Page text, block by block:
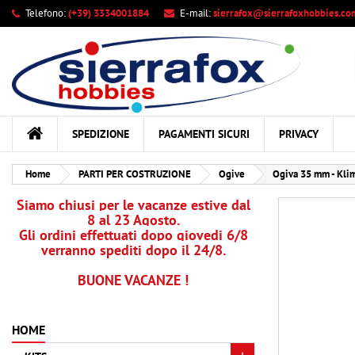
Telefono:(+39) 3334001884 E-mail:
SPEDIZIONE PAGAMENTI SICURI PRIVACY
Home PARTI PER COSTRUZIONE Ogive Ogiva 35 mm -
Siamo chiusi per le vacanze estive dal
8 al 23 Agosto.
Gli ordini effettuati dopo giovedi 6/8
verranno spediti dopo il 24/8.
BUONE VACANZE !
HOME